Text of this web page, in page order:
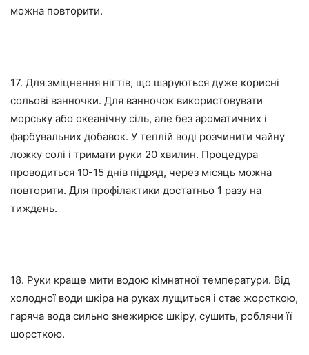
можна повторити.
17. Для зміцнення нігтів, що шаруються дуже корисні
сольові ванночки. Для ванночок використовувати
морську або океанічну сіль, але без ароматичних і
фарбувальних добавок. У теплій воді розчинити чайну
ложку солі і тримати руки 20 хвилин. Процедура
проводиться 10-15 днів підряд, через місяць можна
повторити. Для профілактики достатньо 1 разу на
тиждень.
18. Руки краще мити водою кімнатної температури. Від
холодної води шкіра на руках лущиться і стає жорсткою,
гаряча вода сильно знежирює шкіру, сушить, роблячи її
шорсткою.